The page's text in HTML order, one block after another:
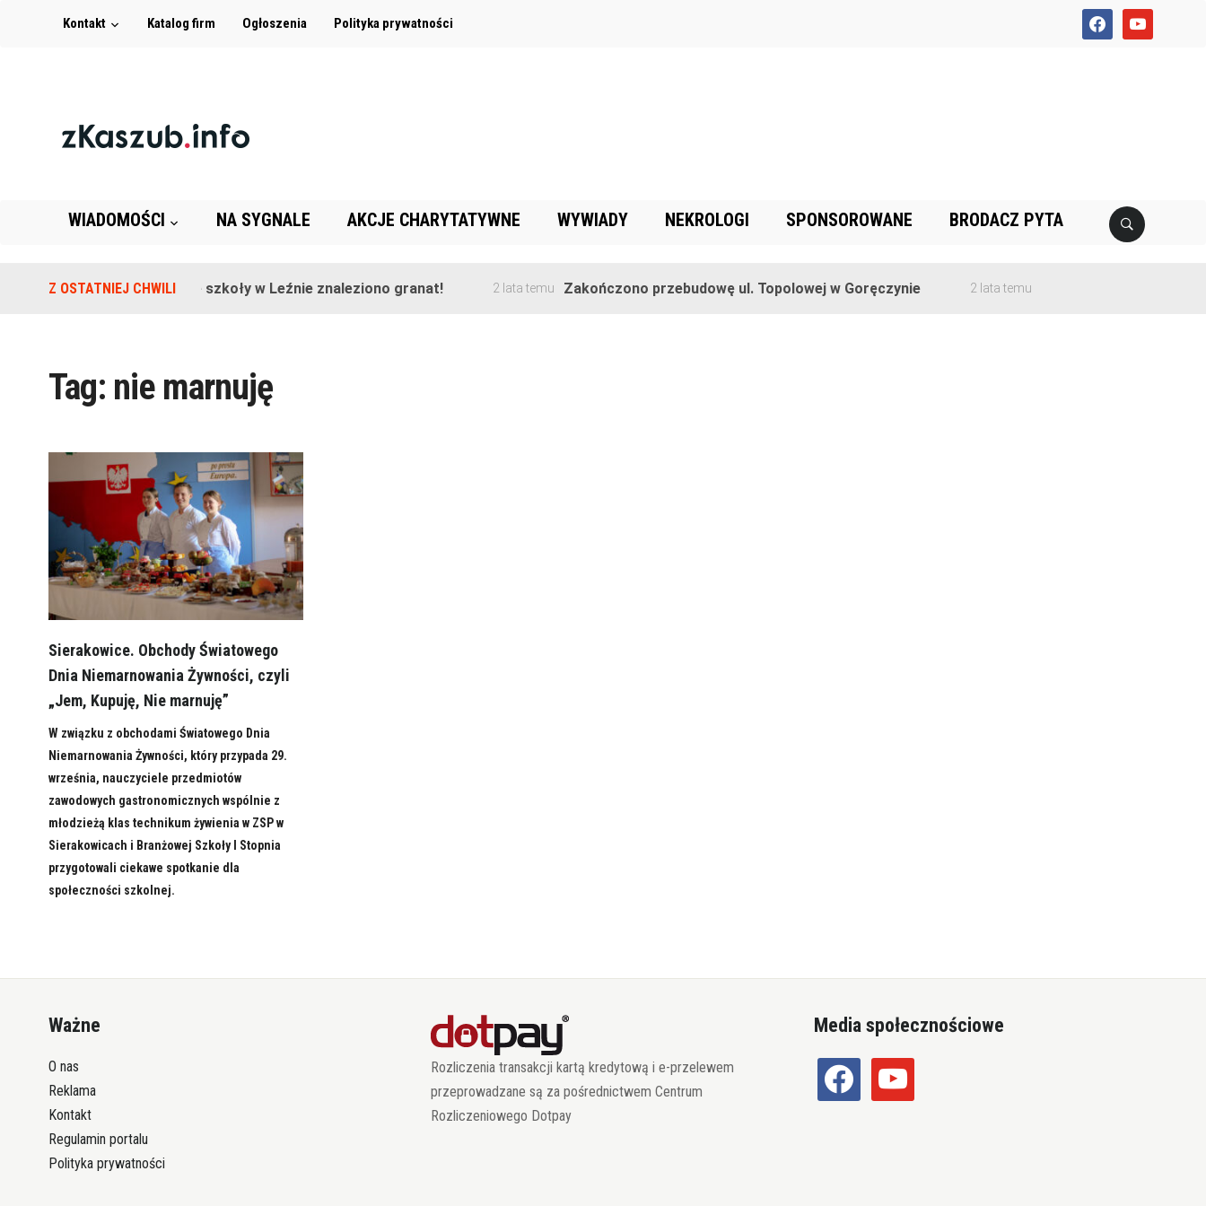
facebookyoutube
Kontakt Katalog firm Ogłoszenia Polityka prywatności
WIADOMOŚCI NA SYGNALE AKCJE CHARYTATYWNE WYWIADY NEKROLOGI SPONSOROWANE BRODACZ PYTA
Z OSTATNIEJ CHWILINa terenie szkoły w Leźnie znaleziono granat! 2 lata temu Zakończono przebudowę ul. Topolowej w Goręczynie 2 lata temu
Tag: nie marnuję
Sierakowice. Obchody Światowego
Dnia Niemarnowania Żywności, czyli
„Jem, Kupuję, Nie marnuję”
W związku z obchodami Światowego Dnia
Niemarnowania Żywności, który przypada 29.
września, nauczyciele przedmiotów
zawodowych gastronomicznych wspólnie z
młodzieżą klas technikum żywienia w ZSP w
Sierakowicach i Branżowej Szkoły I Stopnia
przygotowali ciekawe spotkanie dla
społeczności szkolnej.
Ważne
O nas
Reklama
Kontakt
Regulamin portalu
Polityka prywatności
Rozliczenia transakcji kartą kredytową i e-przelewem
przeprowadzane są za pośrednictwem Centrum
Rozliczeniowego Dotpay
Media społecznościowe
facebook youtube